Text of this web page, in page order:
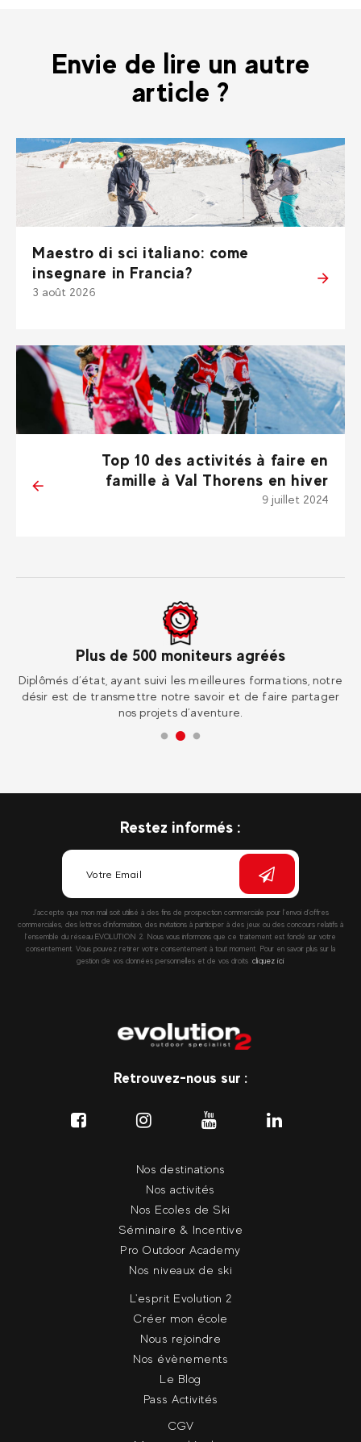
Envie de lire un autre
article ?
Top 10 des activités à faire en
famille à Val Thorens en hiver
9 juillet 2024
Maestro di sci italiano: come
insegnare in Francia?
3 août 2026
Plus de 500 moniteurs agréés
Diplômés d’état, ayant suivi les meilleures formations, notre
désir est de transmettre notre savoir et de faire partager
nos projets d’aventure.
Restez informés :
J’accepte que mon mail soit utilisé à des fins de prospection commerciale pour l’envoi d’offres
commerciales, des lettres d’information, des invitations à participer à des jeux ou des concours relatifs à
l’ensemble du réseau EVOLUTION 2. Nous vous informons que ce traitement est fondé sur votre
consentement. Vous pouvez retirer votre consentement à tout moment. Pour en savoir plus sur la
gestion de vos données personnelles et de vos droits :cliquez ici
Retrouvez-nous sur :
Nos destinations
Nos activités
Nos Ecoles de Ski
Séminaire & Incentive
Pro Outdoor Academy
Nos niveaux de ski
L'esprit Evolution 2
Créer mon école
Nous rejoindre
Nos évènements
Le Blog
Pass Activités
CGV